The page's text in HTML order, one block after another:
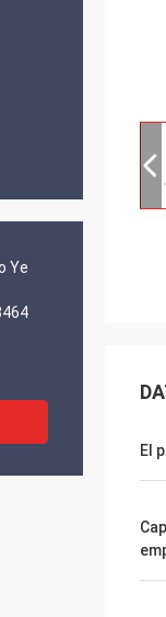
Ye
El